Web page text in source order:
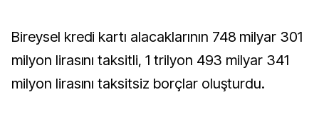
Bireysel kredi kartı alacaklarının 748 milyar 301
milyon lirasını taksitli, 1 trilyon 493 milyar 341
milyon lirasını taksitsiz borçlar oluşturdu.